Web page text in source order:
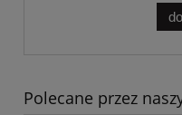
Polecane przez